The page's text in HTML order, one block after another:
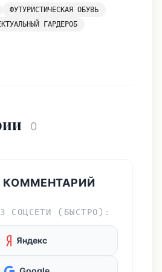
ФУТУРИСТИЧЕСКАЯ ОБУВЬ
ГАРДЕРОБ
0
КОММЕНТАРИЙ
СОЦСЕТИ (БЫСТРО):
Яндекс